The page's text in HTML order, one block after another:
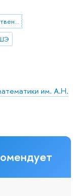
Московский государственный институт электроники и математики (МИЭМ)
им. А.Н.